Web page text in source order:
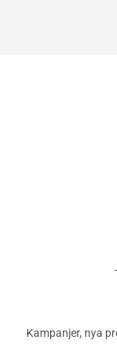
Kampanjer, nya